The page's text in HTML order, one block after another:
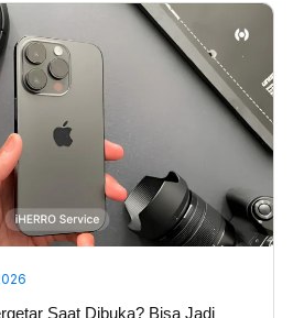
Saat Dibuka? Bisa Jadi